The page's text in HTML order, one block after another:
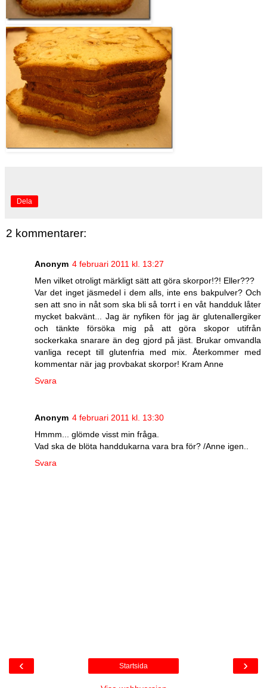
Dela
2 kommentarer:
Anonym 4 februari 2011 kl. 13:27
Men vilket otroligt märkligt sätt att göra skorpor!?! Eller???
Var det inget jäsmedel i dem alls, inte ens bakpulver? Och
sen att sno in nåt som ska bli så torrt i en våt handduk låter
mycket bakvänt... Jag är nyfiken för jag är glutenallergiker
och tänkte försöka mig på att göra skopor utifrån
sockerkaka snarare än deg gjord på jäst. Brukar omvandla
vanliga recept till glutenfria med mix. Återkommer med
kommentar när jag provbakat skorpor! Kram Anne
Svara
Anonym 4 februari 2011 kl. 13:30
Hmmm... glömde visst min fråga.
Vad ska de blöta handdukarna vara bra för? /Anne igen..
Svara
‹ ›
Startsida